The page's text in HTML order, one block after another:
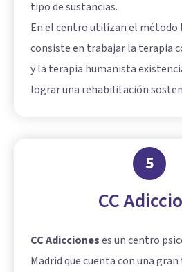
tipo de sustancias.
En el centro utilizan el método
consiste en trabajar la terapia
y la terapia humanista
lograr una rehabilitación
5
CC
CC Adiccioneses un centro
Madrid que cuenta con una